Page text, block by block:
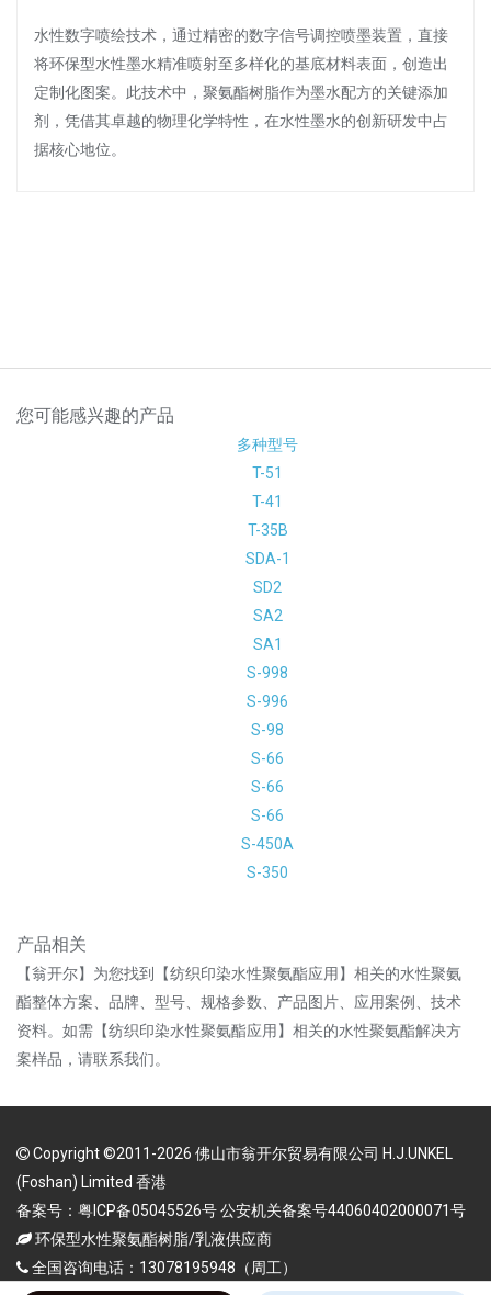
水性数字喷绘技术，通过精密的数字信号调控喷墨装置，直接
将环保型水性墨水精准喷射至多样化的基底材料表面，创造出
定制化图案。此技术中，聚氨酯树脂作为墨水配方的关键添加
剂，凭借其卓越的物理化学特性，在水性墨水的创新研发中占
据核心地位。
您可能感兴趣的产品
多种型号
T-51
T-41
T-35B
SDA-1
SD2
SA2
SA1
S-998
S-996
S-98
S-66
S-66
S-66
S-450A
S-350
产品相关
【翁开尔】为您找到【纺织印染水性聚氨酯应用】相关的水性聚氨
酯整体方案、品牌、型号、规格参数、产品图片、应用案例、技术
资料。如需【纺织印染水性聚氨酯应用】相关的水性聚氨酯解决方
案样品，请联系我们。
Copyright ©2011-2026 佛山市翁开尔贸易有限公司 H.J.UNKEL
(Foshan) Limited 香港
备案号：粤ICP备05045526号 公安机关备案号44060402000071号
环保型水性聚氨酯树脂/乳液供应商
全国咨询电话：13078195948（周工）